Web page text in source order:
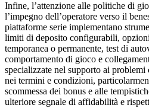
Infine, l’attenzione alle politiche di
l’impegno dell’operatore verso il
piattaforme serie implementano
limiti di deposito configurabili,
temporanea o permanente, test di
comportamento di gioco e
specializzate nel supporto ai problemi
nei termini e condizioni,
scommessa dei bonus e alle
ulteriore segnale di affidabilità e